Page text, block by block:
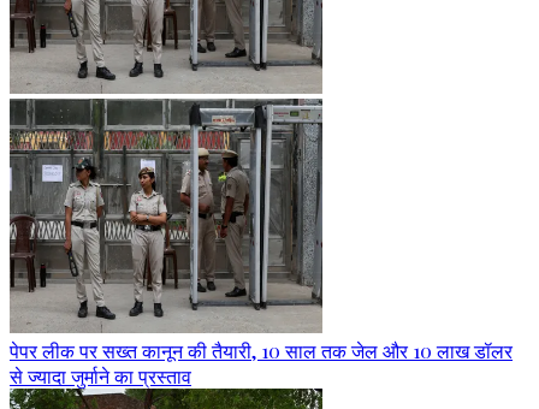
पेपर लीक पर सख्त कानून की तैयारी, 10 साल तक जेल और 10 लाख डॉलर
से ज्यादा जुर्माने का प्रस्ताव